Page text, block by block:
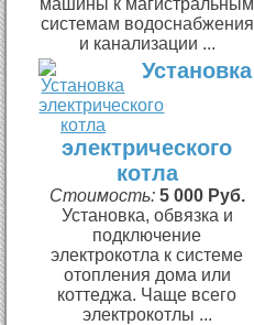
машины к магистральным
системам водоснабжения
и канализации ...
Установка
электрического
котла
Стоимость: 5 000 Руб.
Установка, обвязка и
подключение
электрокотла к системе
отопления дома или
коттеджа. Чаще всего
электрокотлы ...